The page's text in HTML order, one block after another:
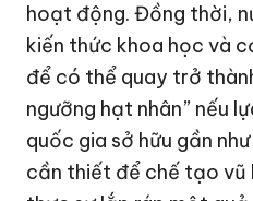
hoạt động. Đồng thời,
kiến thức khoa học và
để có thể quay trở
ngưỡng hạt nhân” nếu
quốc gia sở hữu gần
cần thiết để chế tạo vũ